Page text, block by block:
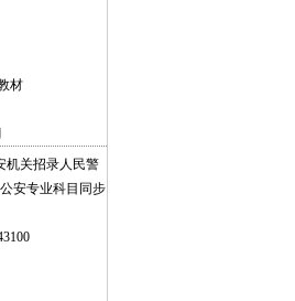
材
机关招录人民警
安专业科目同步